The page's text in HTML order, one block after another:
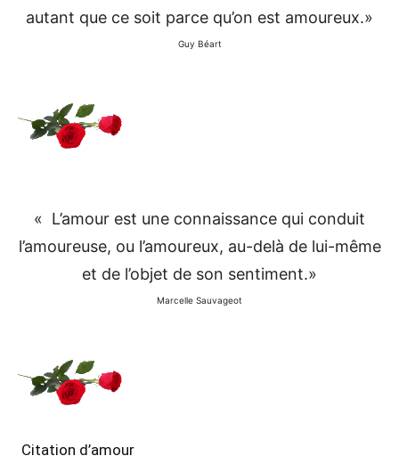
autant que ce soit parce qu’on est amoureux.»
Guy Béart
« L’amour est une connaissance qui conduit
l’amoureuse, ou l’amoureux, au-delà de lui-même
et de l’objet de son sentiment.»
Marcelle Sauvageot
Citation d’amour